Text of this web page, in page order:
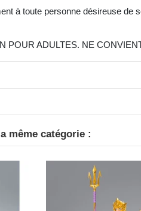
à toute personne désireuse
POUR ADULTES. NE
même catégorie :